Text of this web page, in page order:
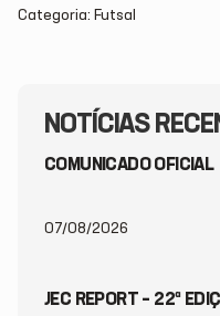
NOTÍCIAS
COMUNICADO OFICIAL
07/08/2026
JEC REPORT – 22ª
Categoria: Futsal